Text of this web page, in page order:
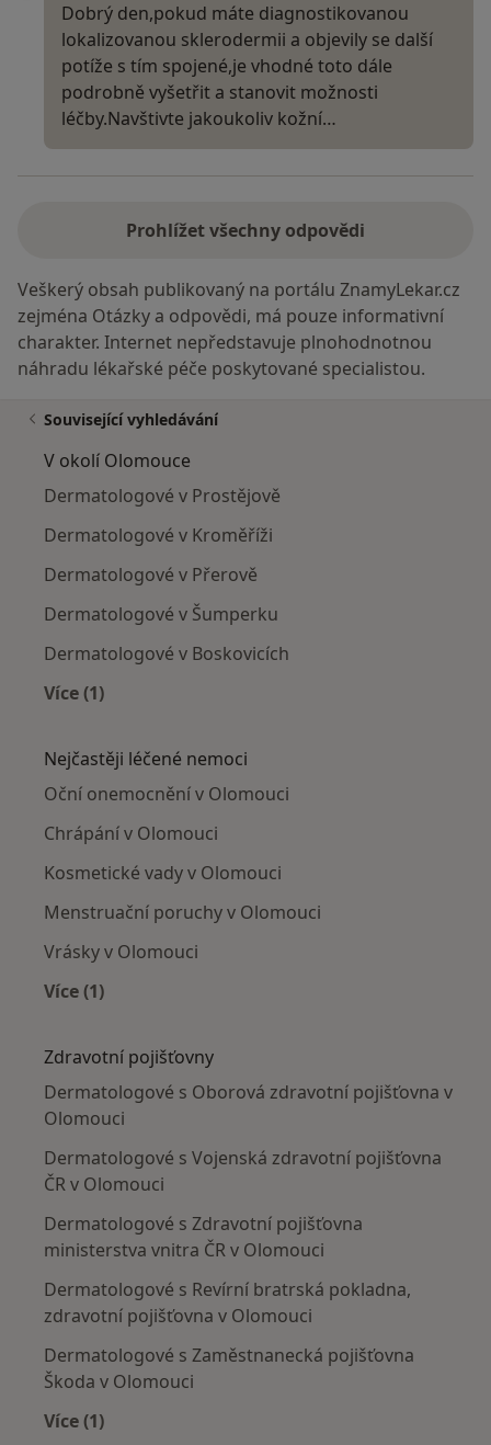
Dobrý den,pokud máte diagnostikovanou
lokalizovanou sklerodermii a objevily se další
potíže s tím spojené,je vhodné toto dále
podrobně vyšetřit a stanovit možnosti
léčby.Navštivte jakoukoliv kožní…
Prohlížet všechny odpovědi
Veškerý obsah publikovaný na portálu ZnamyLekar.cz
zejména Otázky a odpovědi, má pouze informativní
charakter. Internet nepředstavuje plnohodnotnou
náhradu lékařské péče poskytované specialistou.
Související vyhledávání
V okolí Olomouce
Dermatologové v Prostějově
Dermatologové v Kroměříži
Dermatologové v Přerově
Dermatologové v Šumperku
Dermatologové v Boskovicích
Více (1)
Nejčastěji léčené nemoci
Oční onemocnění v Olomouci
Chrápání v Olomouci
Kosmetické vady v Olomouci
Menstruační poruchy v Olomouci
Vrásky v Olomouci
Více (1)
Zdravotní pojišťovny
Dermatologové s Oborová zdravotní pojišťovna v
Olomouci
Dermatologové s Vojenská zdravotní pojišťovna
ČR v Olomouci
Dermatologové s Zdravotní pojišťovna
ministerstva vnitra ČR v Olomouci
Dermatologové s Revírní bratrská pokladna,
zdravotní pojišťovna v Olomouci
Dermatologové s Zaměstnanecká pojišťovna
Škoda v Olomouci
Více (1)